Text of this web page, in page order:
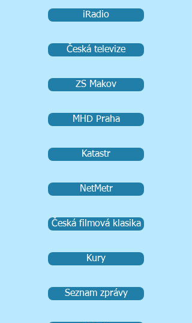
iRadio
Česká televize
ZS Makov
MHD Praha
Katastr
NetMetr
Česká filmová klasika
Kury
Seznam zprávy